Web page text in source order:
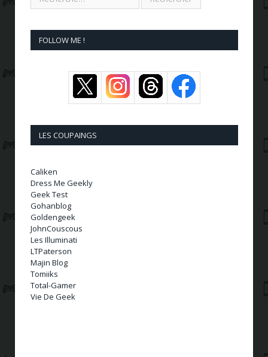
FOLLOW ME !
LES COUPAINGS
Caliken
Dress Me Geekly
Geek Test
Gohanblog
Goldengeek
JohnCouscous
Les Illuminati
LTPaterson
Majin Blog
Tomiiks
Total-Gamer
Vie De Geek